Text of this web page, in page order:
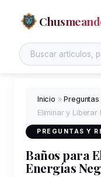
Buscar en el sitio
Inicio »
Eliminar y Liberar
PREGUNTAS Y
Baños para
Energías